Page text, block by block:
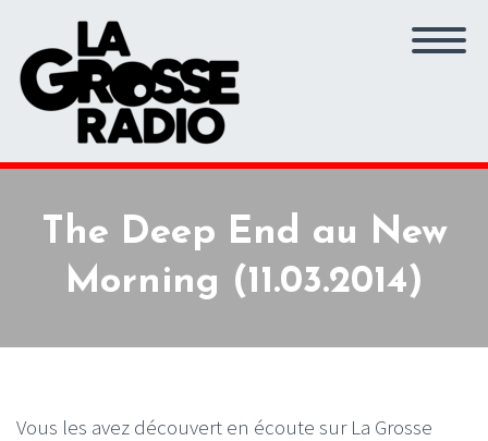
The Deep End au New
Morning (11.03.2014)
Vous les avez découvert en écoute sur La Grosse